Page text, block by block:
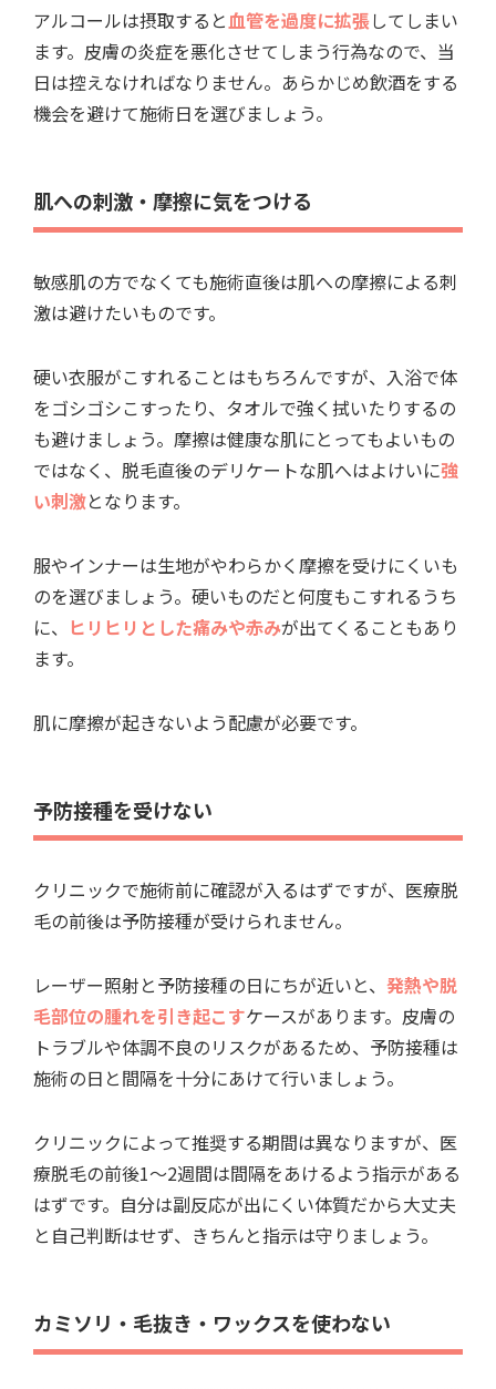
アルコールは摂取すると血管を過度に拡張してしまい
ます。皮膚の炎症を悪化させてしまう行為なので、当
日は控えなければなりません。あらかじめ飲酒をする
機会を避けて施術日を選びましょう。
肌への刺激・摩擦に気をつける
敏感肌の方でなくても施術直後は肌への摩擦による刺
激は避けたいものです。
硬い衣服がこすれることはもちろんですが、入浴で体
をゴシゴシこすったり、タオルで強く拭いたりするの
も避けましょう。摩擦は健康な肌にとってもよいもの
ではなく、脱毛直後のデリケートな肌へはよけいに強
い刺激となります。
服やインナーは生地がやわらかく摩擦を受けにくいも
のを選びましょう。硬いものだと何度もこすれるうち
に、 ヒリヒリとした痛みや赤みが出てくることもあり
ます。
肌に摩擦が起きないよう配慮が必要です。
予防接種を受けない
クリニックで施術前に確認が入るはずですが、医療脱
毛の前後は予防接種が受けられません。
レーザー照射と予防接種の日にちが近いと、 発熱や脱
毛部位の腫れを引き起こすケースがあります。皮膚の
トラブルや体調不良のリスクがあるため、予防接種は
施術の日と間隔を十分にあけて行いましょう。
クリニックによって推奨する期間は異なりますが、医
療脱毛の前後1～2週間は間隔をあけるよう指示がある
はずです。自分は副反応が出にくい体質だから大丈夫
と自己判断はせず、きちんと指示は守りましょう。
カミソリ・毛抜き・ワックスを使わない